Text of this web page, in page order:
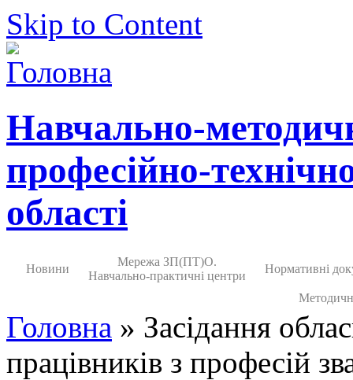
Skip to Content
Навчально-
професійно-
області
Новини
Мережа ЗП(ПТ)О.
Навчально-практичні центри
Нормативні
Головна » Засідання
працівників з професій